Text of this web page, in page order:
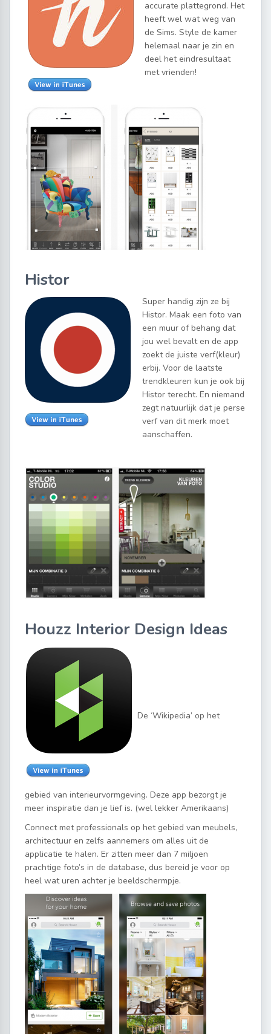
accurate plattegrond. Het
heeft wel wat weg van
de Sims. Style de kamer
helemaal naar je zin en
deel het eindresultaat
met vrienden!
Histor
Super handig zijn ze bij
Histor. Maak een foto van
een muur of behang dat
jou wel bevalt en de app
zoekt de juiste verf(kleur)
erbij. Voor de laatste
trendkleuren kun je ook bij
Histor terecht. En niemand
zegt natuurlijk dat je perse
verf van dit merk moet
aanschaffen.
Houzz Interior Design Ideas
De ‘Wikipedia’ op het
gebied van interieurvormgeving. Deze app bezorgt je
meer inspiratie dan je lief is. (wel lekker Amerikaans)
Connect met professionals op het gebied van meubels,
architectuur en zelfs aannemers om alles uit de
applicatie te halen. Er zitten meer dan 7 miljoen
prachtige foto’s in de database, dus bereid je voor op
heel wat uren achter je beeldschermpje.